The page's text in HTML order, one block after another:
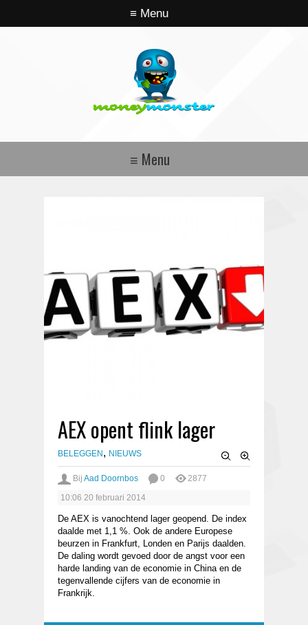
AEX opent flink lager
BELEGGEN , NIEUWS
Bij Aad Doornbos 0
2877
10:06 20 februari 2014
De AEX is vanochtend lager geopend. De index
daalde met 1,1 %. Ook de andere Europese
beurzen in Frankfurt, Londen en Parijs daalden.
De daling wordt gevoed door de angst voor een
harde landing van de economie in China en de
tegenvallende cijfers van de economie in
Frankrijk.